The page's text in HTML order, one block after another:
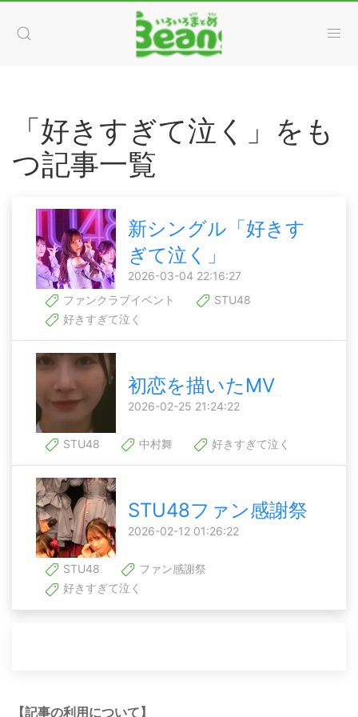
「好きすぎて泣く」をも
つ記事一覧
新シングル「好きす
ぎて泣く」
2026-03-04 22:16:27
ファンクラブイベント
STU48
好きすぎて泣く
初恋を描いたMV
2026-02-25 21:24:22
STU48 中村舞 好きすぎて泣く
STU48ファン感謝祭
2026-02-12 01:26:22
STU48
ファン感謝祭
好きすぎて泣く
【記事の利用について】